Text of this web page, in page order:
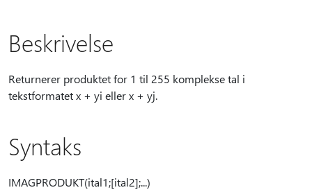
Beskrivelse
Returnerer produktet for 1 til 255 komplekse tal i
tekstformatet x + yi eller x + yj.
Syntaks
IMAGPRODUKT(ital1;[ital2];...)